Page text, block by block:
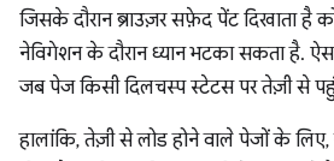
जिसके दौरान ब्राउज़र सफे़द पेंट दिखाता है
नेविगेशन के दौरान ध्यान भटका सकता है.
जब पेज किसी दिलचस्प स्टेटस पर तेज़ी से
हालांकि, तेज़ी से लोड होने वाले पेजों के